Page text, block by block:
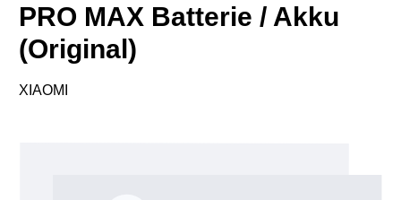
PRO MAX Batterie / Akku
(Original)
XIAOMI